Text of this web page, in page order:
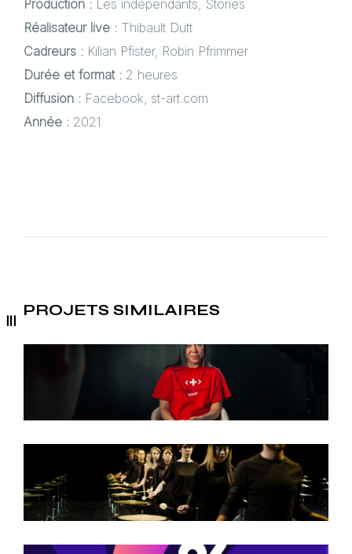
Production : Les indépendants, Stories
Réalisateur live : Thibault Dutt
Cadreurs : Kilian Pfister, Robin Pfrimmer
Durée et format : 2 heures
Diffusion : Facebook, st-art.com
Année : 2021
PROJETS SIMILAIRES